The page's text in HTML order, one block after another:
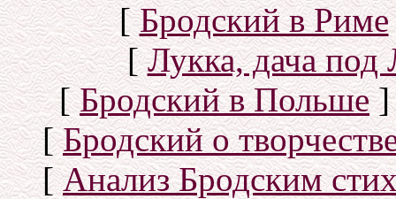
[Бродский в Риме
[Лукка, дача под
[Бродский в Польше]
[Бродский о
[Анализ Бродским